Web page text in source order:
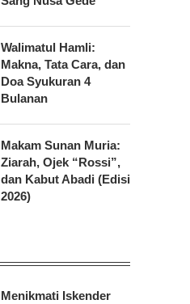
Walimatul Hamli:
Makna, Tata Cara, dan
Doa Syukuran 4
Bulanan
Makam Sunan Muria:
Ziarah, Ojek “Rossi”,
dan Kabut Abadi (Edisi
2026)
Menikmati Iskender